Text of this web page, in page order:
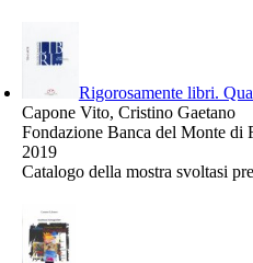
Rigorosamente libri.
Capone Vito, Cristino Gaetano
Fondazione Banca del Monte di
2019
Catalogo della mostra svoltasi